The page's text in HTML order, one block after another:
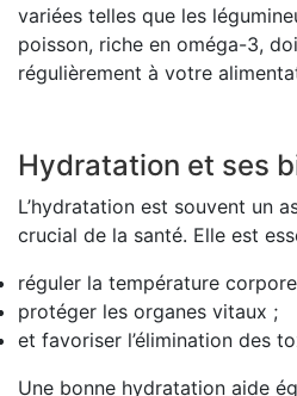
variées telles que les
poisson, riche en oméga-3,
régulièrement à votre
Hydratation et ses
L’hydratation est souvent un
crucial de la santé. Elle est
réguler la température
protéger les organes vitaux ;
et favoriser l’élimination des
Une bonne hydratation aide